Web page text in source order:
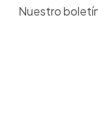
Nuestro